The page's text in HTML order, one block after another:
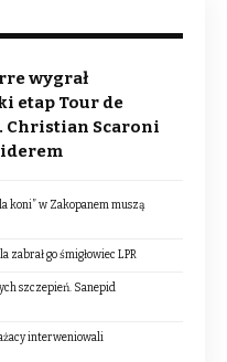
wygrał
etap Tour de
Christian Scaroni
koni” w Zakopanem muszą
go śmigłowiec LPR
szczepień. Sanepid
interweniowali